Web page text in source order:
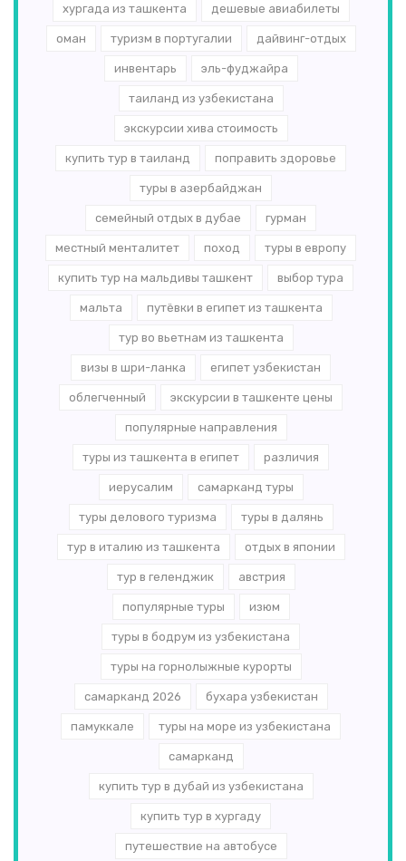
хургада из ташкента дешевые авиабилеты
оман туризм в португалии дайвинг-отдых
инвентарь эль-­фуджайра
таиланд из узбекистана
экскурсии хива стоимость
купить тур в таиланд поправить здоровье
туры в азербайджан
семейный отдых в дубае гурман
местный менталитет поход туры в европу
купить тур на мальдивы ташкент выбор тура
мальта путёвки в египет из ташкента
тур во вьетнам из ташкента
визы в шри-ланка египет узбекистан
облегченный экскурсии в ташкенте цены
популярные направления
туры из ташкента в египет различия
иерусалим самарканд туры
туры делового туризма туры в далянь
тур в италию из ташкента отдых в японии
тур в геленджик австрия
популярные туры изюм
туры в бодрум из узбекистана
туры на горнолыжные курорты
самарканд 2026 бухара узбекистан
памуккале туры на море из узбекистана
самарканд
купить тур в дубай из узбекистана
купить тур в хургаду
путешествие на автобусе